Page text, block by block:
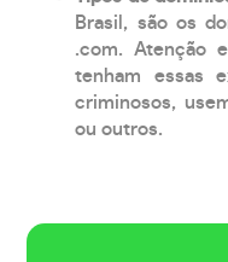
Brasil, são os
.com. Atenção
tenham essas
criminosos,
ou outros.